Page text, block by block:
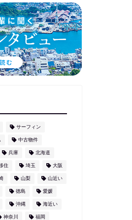
サーフィン
中古物件
兵庫 北海道
住 埼玉 大阪
山梨 山近い
徳島 愛媛
沖縄 海近い
神奈川 福岡